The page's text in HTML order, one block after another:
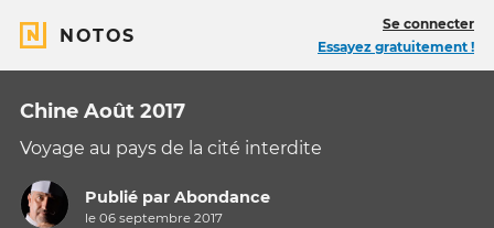
NOTOS
Se connecter
Essayez gratuitement !
Chine Août 2017
Voyage au pays de la cité interdite
Publié parAbondance
le 06 septembre 2017